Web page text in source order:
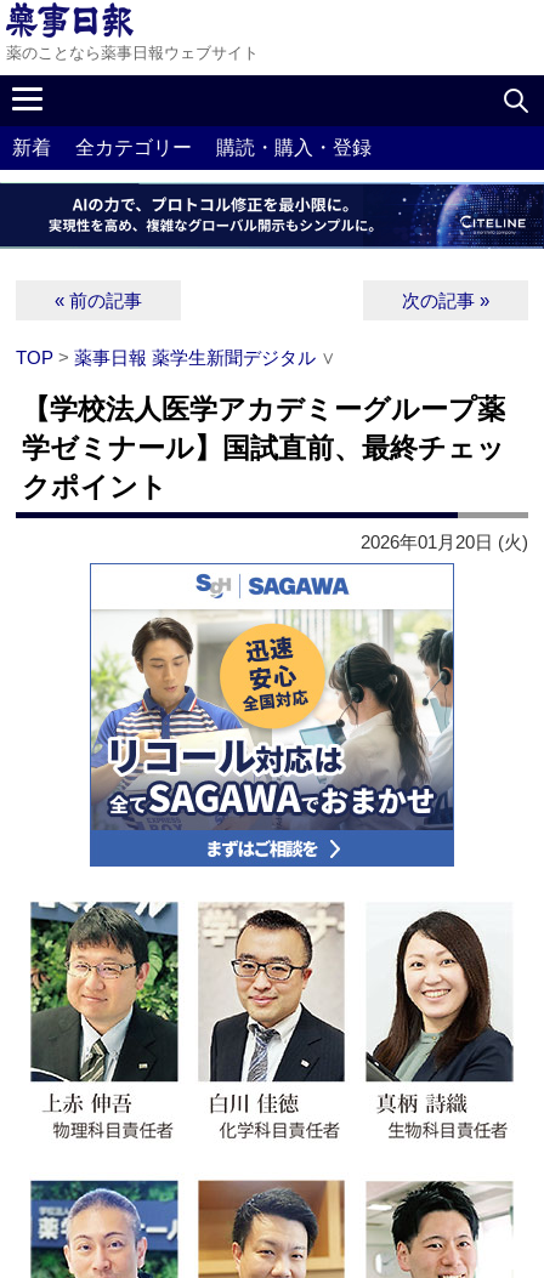
薬のことなら薬事日報ウェブサイト
新着 全カテゴリー 購読・購入・登録
« 前の記事 次の記事 »
TOP >薬事日報 薬学生新聞デジタル ∨
【学校法人医学アカデミーグループ薬
学ゼミナール】国試直前、最終チェッ
クポイント
2026年01月20日 (火)